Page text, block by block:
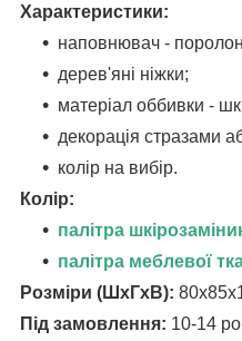
Характеристики:
наповнювач - поролон
дерев'яні ніжки;
матеріал оббивки -
декорація стразами
колір на вибір.
Колір:
палітра
палітра меблевої
Розміри (ШхГхВ):
Під замовлення: 10-14